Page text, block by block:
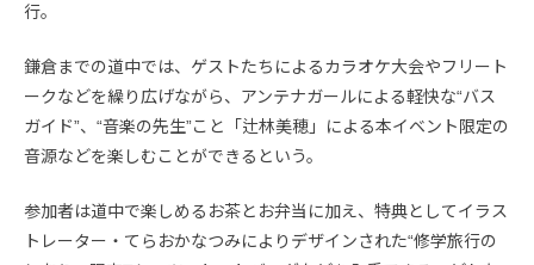
行。
鎌倉までの道中では、ゲストたちによるカラオケ大会やフリート
ークなどを繰り広げながら、アンテナガールによる軽快な“バス
ガイド”、“音楽の先生”こと「辻林美穂」による本イベント限定の
音源などを楽しむことができるという。
参加者は道中で楽しめるお茶とお弁当に加え、特典としてイラス
トレーター・てらおかなつみによりデザインされた“修学旅行の